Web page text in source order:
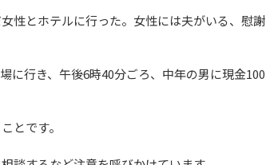
性とホテルに行った。女性には夫がいる、慰謝
に行き、午後6時40分ごろ、中年の男に現金100
とです。